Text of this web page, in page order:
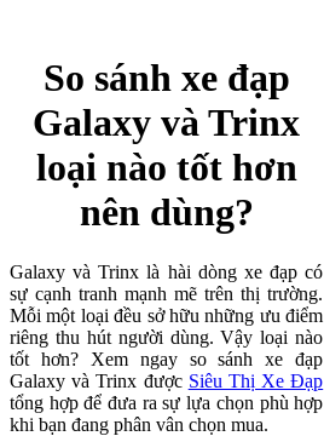
So sánh xe đạp
Galaxy và Trinx
loại nào tốt hơn
nên dùng?
Galaxy và Trinx là hài dòng xe đạp có
sự cạnh tranh mạnh mẽ trên thị trường.
Mỗi một loại đều sở hữu những ưu điểm
riêng thu hút người dùng. Vậy loại nào
tốt hơn? Xem ngay so sánh xe đạp
Galaxy và Trinx được Siêu Thị Xe Đạp
tổng hợp để đưa ra sự lựa chọn phù hợp
khi bạn đang phân vân chọn mua.